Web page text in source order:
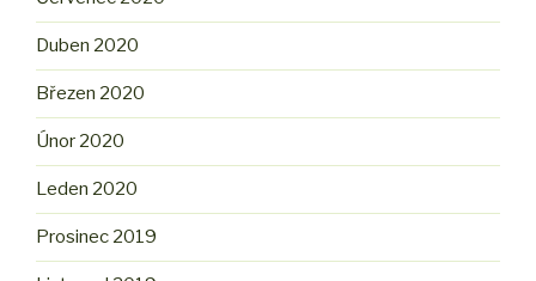
Duben 2020
Březen 2020
Únor 2020
Leden 2020
Prosinec 2019